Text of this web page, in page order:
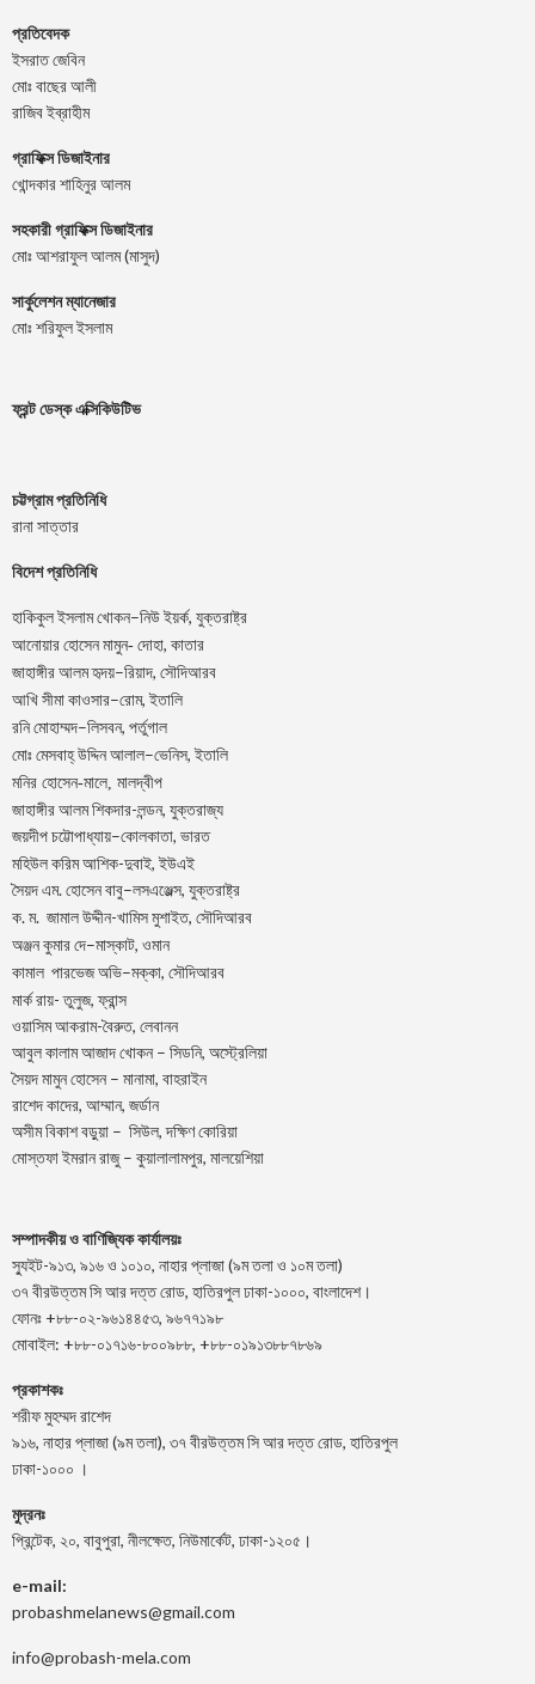
প্রতিবেদক
ইসরাত জেবিন
মোঃ বাছের আলী
রাজিব ইব্রাহীম
গ্রাফিক্স ডিজাইনার
খোন্দকার শাহিনুর আলম
সহকারী গ্রাফিক্স ডিজাইনার
মোঃ আশরাফুল আলম (মাসুদ)
সার্কুলেশন ম্যানেজার
মোঃ শরিফুল ইসলাম
ফ্রন্ট ডেস্ক এক্সিকিউটিভ
চট্টগ্রাম প্রতিনিধি
রানা সাত্তার
বিদেশ প্রতিনিধি
হাকিকুল ইসলাম খোকন–নিউ ইয়র্ক, যুক্তরাষ্ট্র
আনোয়ার হোসেন মামুন- দোহা, কাতার
জাহাঙ্গীর আলম হৃদয়–রিয়াদ, সৌদিআরব
আখি সীমা কাওসার–রোম,ইতালি
রনি মোহাম্মদ–লিসবন, পর্তুগাল
মোঃ মেসবাহ্ উদ্দিন আলাল–ভেনিস,ইতালি
মনির হোসেন-মালে, মালদ্বীপ
জাহাঙ্গীর আলম শিকদার-লন্ডন, যুক্তরাজ্য
জয়দীপ চট্টোপাধ্যায়–কোলকাতা, ভারত
মহিউল করিম আশিক-দুবাই, ইউএই
সৈয়দ এম. হোসেন বাবু–লসএঞ্জেল্স, যুক্তরাষ্ট্র
ক. ম. জামাল উদ্দীন-খামিস মুশাইত, সৌদিআরব
অঞ্জন কুমার দে–মাস্কাট, ওমান
কামাল পারভেজ অভি–মক্কা, সৌদিআরব
মার্ক রায়- তুলুজ, ফ্রান্স
ওয়াসিম আকরাম-বৈরুত, লেবানন
আবুল কালাম আজাদ খোকন – সিডনি, অস্ট্রেলিয়া
সৈয়দ মামুন হোসেন – মানামা, বাহরাইন
রাশেদ কাদের, আম্মান, জর্ডান
অসীম বিকাশ বড়ুয়া – সিউল, দক্ষিণ কোরিয়া
মোস্তফা ইমরান রাজু – কুয়ালালামপুর, মালয়েশিয়া
সম্পাদকীয় ও বাণিজ্যিক কার্যালয়ঃ
স্যুইট-৯১৩, ৯১৬ ও ১০১০, নাহার প্লাজা (৯ম তলা ও ১০ম তলা)
৩৭ বীরউত্তম সি আর দত্ত রোড, হাতিরপুল ঢাকা-১০০০, বাংলাদেশ।
ফোনঃ +৮৮-০২-৯৬১৪৪৫৩, ৯৬৭৭১৯৮
মোবাইল: +৮৮-০১৭১৬-৮০০৯৮৮, +৮৮-০১৯১৩৮৮৭৮৬৯
প্রকাশকঃ
শরীফ মুহম্মদ রাশেদ
৯১৬, নাহার প্লাজা (৯ম তলা), ৩৭ বীরউত্তম সি আর দত্ত রোড, হাতিরপুল
ঢাকা-১০০০ ।
মুদ্রনঃ
প্রিন্টেক, ২০, বাবুপুরা, নীলক্ষেত, নিউমার্কেট, ঢাকা-১২০৫।
e-mail:
probashmelanews@gmail.com
info@probash-mela.com